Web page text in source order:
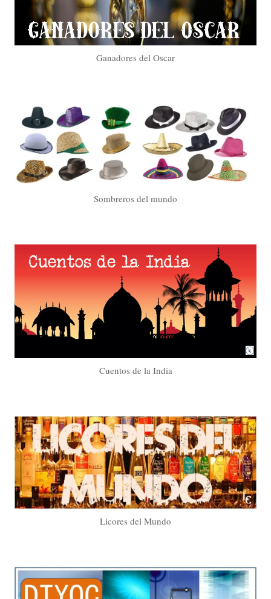
Ganadores del Oscar
Sombreros del mundo
Cuentos de la India
Licores del Mundo